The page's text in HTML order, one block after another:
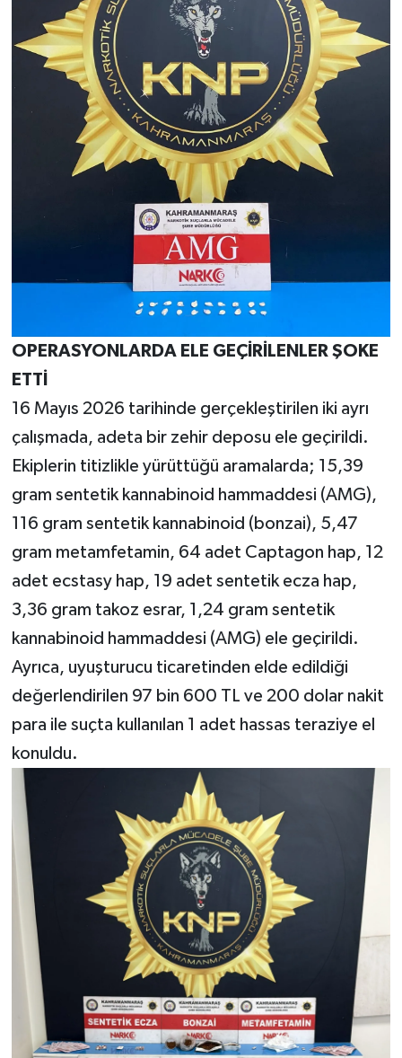
OPERASYONLARDA ELE GEÇİRİLENLER ŞOKE
ETTİ
16 Mayıs 2026 tarihinde gerçekleştirilen iki ayrı
çalışmada, adeta bir zehir deposu ele geçirildi.
Ekiplerin titizlikle yürüttüğü aramalarda; 15,39
gram sentetik kannabinoid hammaddesi (AMG),
116 gram sentetik kannabinoid (bonzai), 5,47
gram metamfetamin, 64 adet Captagon hap, 12
adet ecstasy hap, 19 adet sentetik ecza hap,
3,36 gram takoz esrar, 1,24 gram sentetik
kannabinoid hammaddesi (AMG) ele geçirildi.
Ayrıca, uyuşturucu ticaretinden elde edildiği
değerlendirilen 97 bin 600 TL ve 200 dolar nakit
para ile suçta kullanılan 1 adet hassas teraziye el
konuldu.